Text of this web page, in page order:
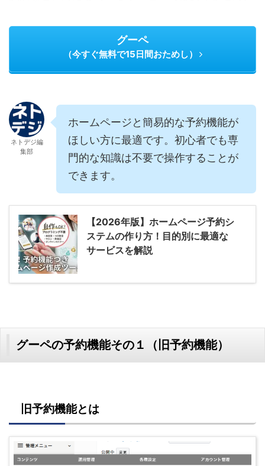
グーペ
（今すぐ無料で15日間おためし）
ネトデジ編
集部
ホームページと簡易的な予約機能が
ほしい方に最適です。初心者でも専
門的な知識は不要で操作することが
できます。
【2026年版】ホームページ予約シ
ステムの作り方！目的別に最適な
サービスを解説
グーペの予約機能その１（旧予約機能）
旧予約機能とは